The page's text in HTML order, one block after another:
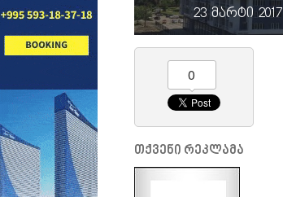
23 მარტი 2017
0
თქვენი რეკლამა